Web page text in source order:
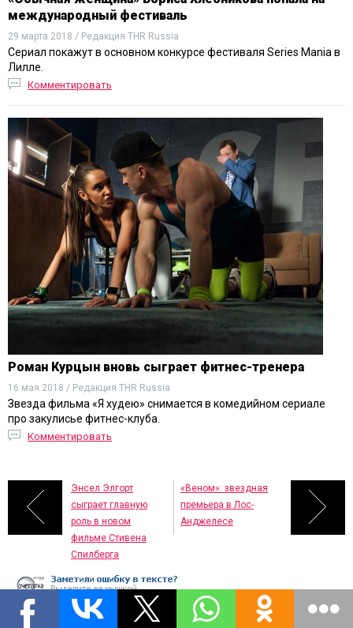
международный фестиваль
29 марта 2018 / Редакция THR Russia
Сериал покажут в основном конкурсе фестиваля Series Mania в
Лилле.
Комментировать
Роман Курцын вновь сыграет фитнес-тренера
16 мая 2018 / Редакция THR Russia
Звезда фильма «Я худею» снимается в комедийном сериале
про закулисье фитнес-клуба.
Комментировать
Энсел Элгорт
сыграет главную
роль в новом
фильме Стивена
Спилберга
«Веном»: звездная
премьера в Лос-
Анджелесе